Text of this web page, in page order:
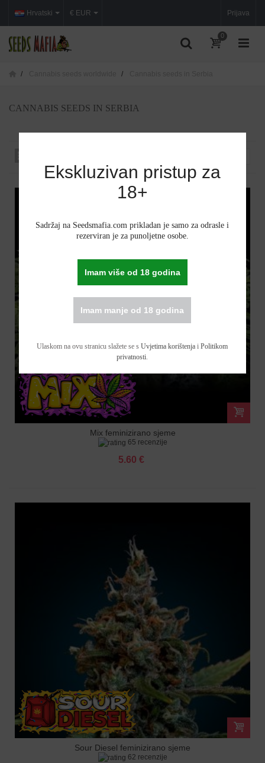
Hrvatski Prijava
€ EUR
0
CANNABIS SEEDS IN SERBIA
Mix feminizirano sjeme
65 recenzije
5.60 €
Sour Diesel feminizirano sjeme
62 recenzije
Ekskluzivan pristup za
18+
Sadržaj na Seedsmafia.com prikladan je samo za odrasle i
rezerviran je za punoljetne osobe.
Imam više od 18 godina
Imam manje od 18 godina
Ulaskom na ovu stranicu slažete se sUvjetima korištenja iPolitikom
privatnosti.